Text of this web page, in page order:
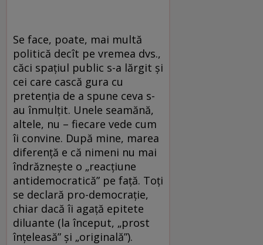
Se face, poate, mai multă
politică decît pe vremea dvs.,
căci spațiul public s-a lărgit și
cei care cască gura cu
pretenția de a spune ceva s-
au înmulțit. Unele seamănă,
altele, nu – fiecare vede cum
îi convine. După mine, marea
diferență e că nimeni nu mai
îndrăznește o „reacțiune
antidemocratică” pe față. Toți
se declară pro-democrație,
chiar dacă îi agață epitete
diluante (la început, „prost
înțeleasă” și „originală”).